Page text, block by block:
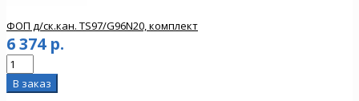
ФОП д/ск.кан. TS97/G96N20, комплект
6 374 р.